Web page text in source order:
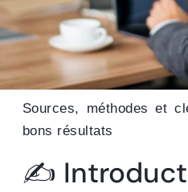
Sources, méthodes et
bons résultats
✍️